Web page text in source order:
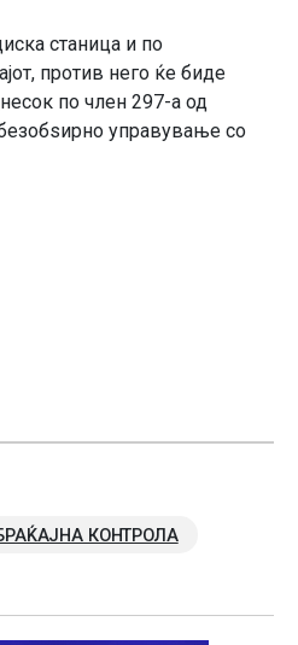
станица и по
против него ќе биде
по член 297-а од
управување со
КОНТРОЛА